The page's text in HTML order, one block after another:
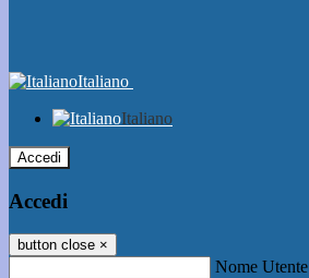
Italiano
Italiano
Accedi
Accedi
button close ×
Nome Utente